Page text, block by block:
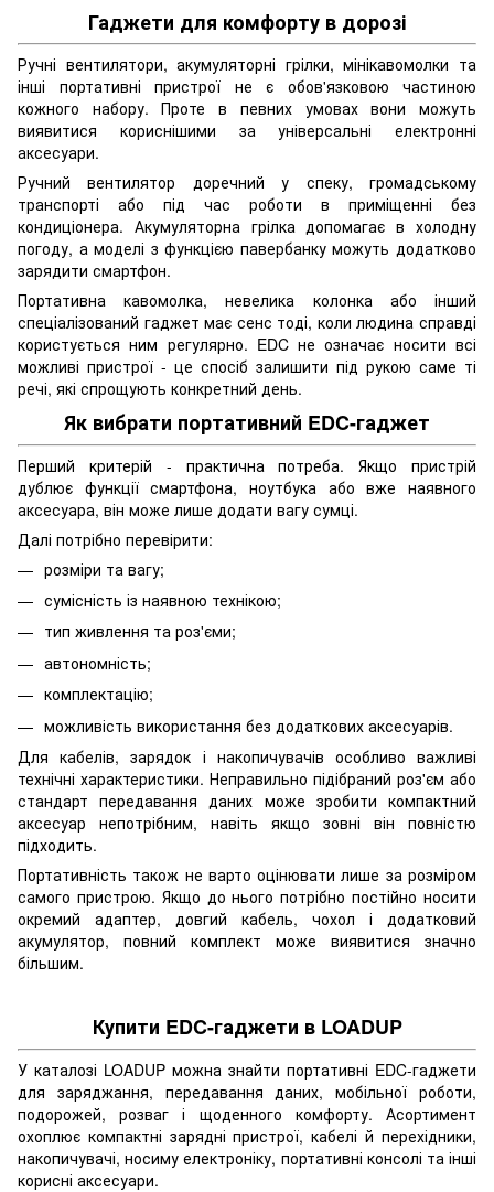
Гаджети для комфорту в дорозі
Ручні вентилятори, акумуляторні грілки, мінікавомолки та
інші портативні пристрої не є обов'язковою частиною
кожного набору. Проте в певних умовах вони можуть
виявитися кориснішими за універсальні електронні
аксесуари.
Ручний вентилятор доречний у спеку, громадському
транспорті або під час роботи в приміщенні без
кондиціонера. Акумуляторна грілка допомагає в холодну
погоду, а моделі з функцією павербанку можуть додатково
зарядити смартфон.
Портативна кавомолка, невелика колонка або інший
спеціалізований гаджет має сенс тоді, коли людина справді
користується ним регулярно. EDC не означає носити всі
можливі пристрої - це спосіб залишити під рукою саме ті
речі, які спрощують конкретний день.
Як вибрати портативний EDC-гаджет
Перший критерій - практична потреба. Якщо пристрій
дублює функції смартфона, ноутбука або вже наявного
аксесуара, він може лише додати вагу сумці.
Далі потрібно перевірити:
розміри та вагу;
сумісність із наявною технікою;
тип живлення та роз'єми;
автономність;
комплектацію;
можливість використання без додаткових аксесуарів.
Для кабелів, зарядок і накопичувачів особливо важливі
технічні характеристики. Неправильно підібраний роз'єм або
стандарт передавання даних може зробити компактний
аксесуар непотрібним, навіть якщо зовні він повністю
підходить.
Портативність також не варто оцінювати лише за розміром
самого пристрою. Якщо до нього потрібно постійно носити
окремий адаптер, довгий кабель, чохол і додатковий
акумулятор, повний комплект може виявитися значно
більшим.
Купити EDC-гаджети в LOADUP
У каталозі LOADUP можна знайти портативні EDC-гаджети
для заряджання, передавання даних, мобільної роботи,
подорожей, розваг і щоденного комфорту. Асортимент
охоплює компактні зарядні пристрої, кабелі й перехідники,
накопичувачі, носиму електроніку, портативні консолі та інші
корисні аксесуари.